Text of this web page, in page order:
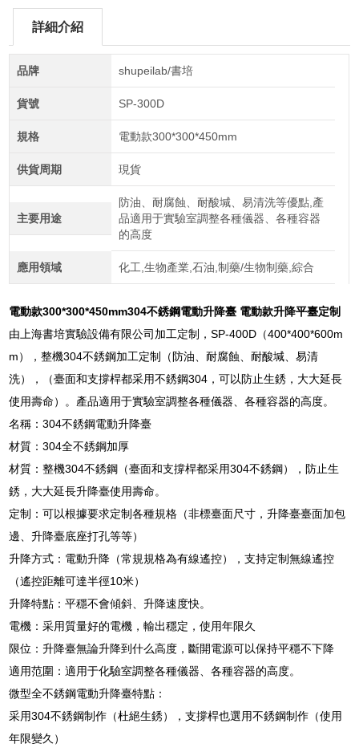
詳細介紹
品牌 shupeilab/書培
貨號 SP-300D
規格 電動款300*300*450mm
供貨周期 現貨
主要用途
防油、耐腐蝕、耐酸堿、易清洗等優點,產
品適用于實驗室調整各種儀器、各種容器
的高度
應用領域 化工,生物產業,石油,制藥/生物制藥,綜合
電動款300*300*450mm304不銹鋼電動升降臺 電動款升降平臺定制
由上海書培實驗設備有限公司加工定制，SP-400D（400*400*600m
m），整機304不銹鋼加工定制（防油、耐腐蝕、耐酸堿、易清
洗），（臺面和支撐桿都采用不銹鋼304，可以防止生銹，大大延長
使用壽命）。產品適用于實驗室調整各種儀器、各種容器的高度。
名稱：304不銹鋼電動升降臺
材質：304全不銹鋼加厚
材質：整機304不銹鋼（臺面和支撐桿都采用304不銹鋼），防止生
銹，大大延長升降臺使用壽命。
定制：可以根據要求定制各種規格（非標臺面尺寸，升降臺臺面加包
邊、升降臺底座打孔等等）
升降方式：電動升降（常規規格為有線遙控），支持定制無線遙控
（遙控距離可達半徑10米）
升降特點：平穩不會傾斜、升降速度快。
電機：采用質量好的電機，輸出穩定，使用年限久
限位：升降臺無論升降到什么高度，斷開電源可以保持平穩不下降
適用范圍：適用于化驗室調整各種儀器、各種容器的高度。
微型全不銹鋼電動升降臺特點：
采用304不銹鋼制作（杜絕生銹），支撐桿也選用不銹鋼制作（使用
年限變久）